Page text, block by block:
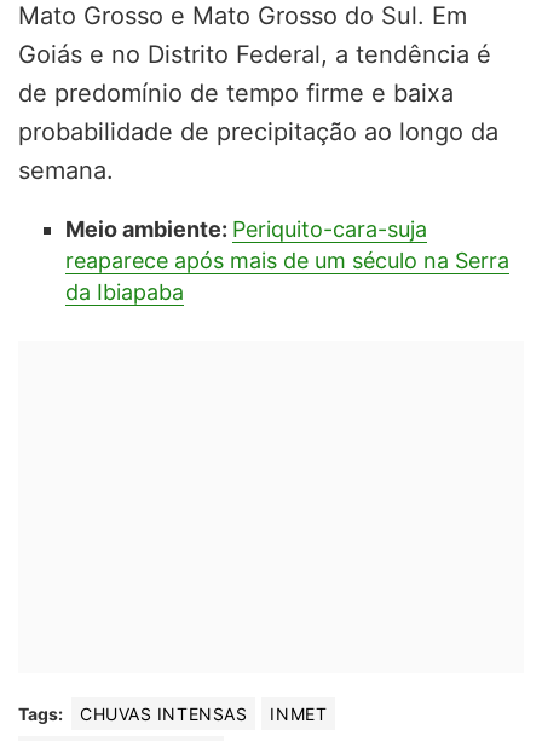
Mato Grosso e Mato Grosso do Sul. Em
Goiás e no Distrito Federal, a tendência é
de predomínio de tempo firme e baixa
probabilidade de precipitação ao longo da
semana.
Meio ambiente: Periquito-cara-suja
reaparece após mais de um século na Serra
da Ibiapaba
Tags: CHUVAS INTENSAS
INMET